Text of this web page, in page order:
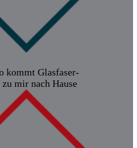
kommt Glasfaser-
mir nach Hause